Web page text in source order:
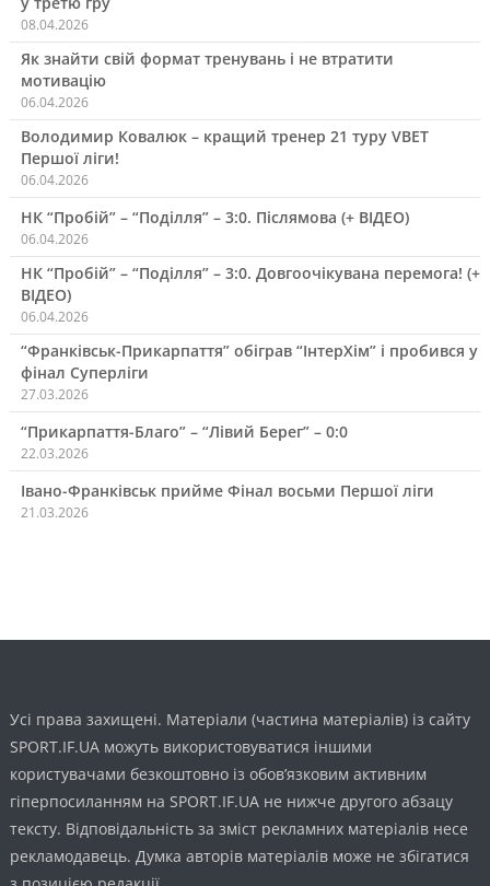
08.04.2026
Як знайти свій формат тренувань і не втратити
мотивацію
06.04.2026
Володимир Ковалюк – кращий тренер 21 туру VBET
Першої ліги!
06.04.2026
НК “Пробій” – “Поділля” – 3:0. Післямова (+ ВІДЕО)
06.04.2026
НК “Пробій” – “Поділля” – 3:0. Довгоочікувана перемога! (+
ВІДЕО)
06.04.2026
“Франківськ-Прикарпаття” обіграв “ІнтерХім” і пробився у
фінал Суперліги
27.03.2026
“Прикарпаття-Благо” – “Лівий Берег” – 0:0
22.03.2026
Івано-Франківськ прийме Фінал восьми Першої ліги
21.03.2026
Усі права захищені. Матеріали (частина матеріалів) із сайту
SPORT.IF.UA можуть використовуватися іншими
користувачами безкоштовно із обов’язковим активним
гіперпосиланням на SPORT.IF.UA не нижче другого абзацу
тексту. Відповідальність за зміст рекламних матеріалів несе
рекламодавець. Думка авторів матеріалів може не збігатися